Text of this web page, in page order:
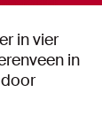
in vier
in